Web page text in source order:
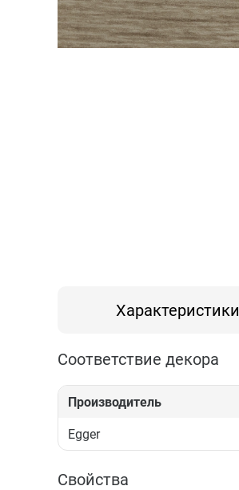
Характеристики
Соответствие декора
Производитель
Egger
Свойства